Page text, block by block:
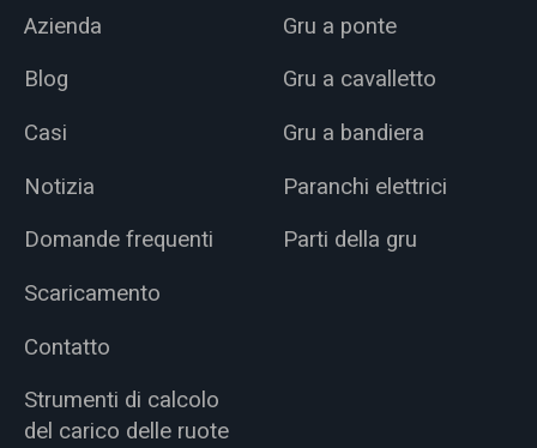
Azienda
Blog
Casi
Notizia
Domande frequenti
Scaricamento
Contatto
Strumenti di calcolo
del carico delle ruote
Gru a ponte
Gru a cavalletto
Gru a bandiera
Paranchi elettrici
Parti della gru